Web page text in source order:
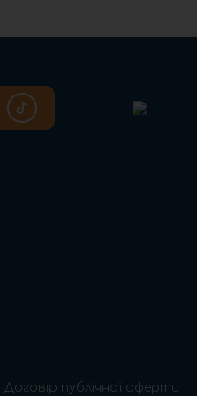
Договір публічної оферти